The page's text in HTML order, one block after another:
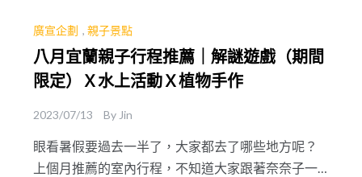
廣宣企劃 ,親子景點
八月宜蘭親子行程推薦｜解謎遊戲（期間
限定）Ｘ水上活動Ｘ植物手作
2023/07/13 By Jin
眼看暑假要過去一半了，大家都去了哪些地方呢？
上個月推薦的室內行程，不知道大家跟著奈奈子一